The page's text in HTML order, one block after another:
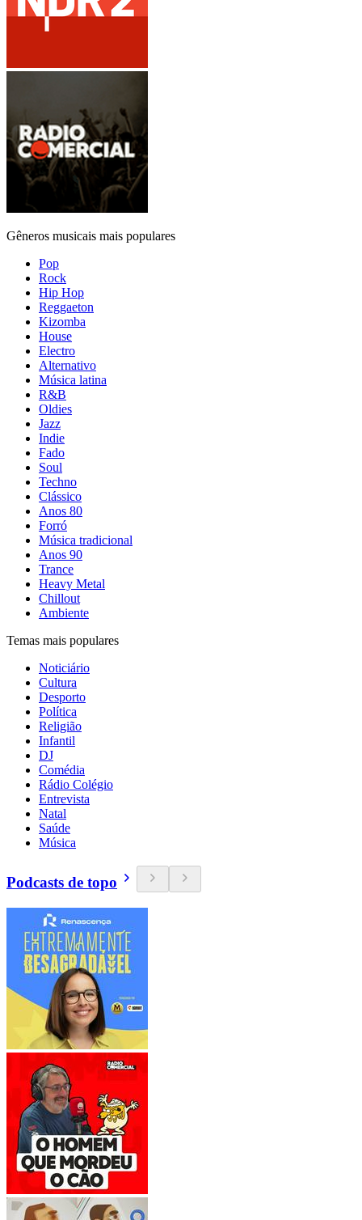
Gêneros musicais mais populares
Pop
Rock
Hip Hop
Reggaeton
Kizomba
House
Electro
Alternativo
Música latina
R&B
Oldies
Jazz
Indie
Fado
Soul
Techno
Clássico
Anos 80
Forró
Música tradicional
Anos 90
Trance
Heavy Metal
Chillout
Ambiente
Temas mais populares
Noticiário
Cultura
Desporto
Política
Religião
Infantil
DJ
Comédia
Rádio Colégio
Entrevista
Natal
Saúde
Música
Podcasts de topo